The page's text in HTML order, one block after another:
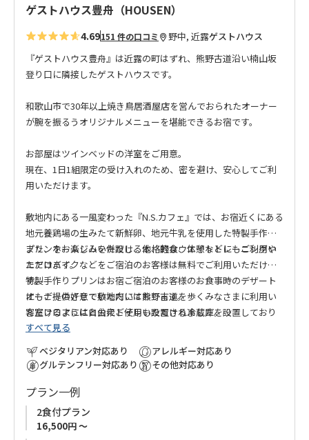
ゲストハウス豊舟（HOUSEN）
4.69151 件の口コミ 野中, 近露ゲストハウス
『ゲストハウス豊舟』は近露の町はずれ、熊野古道沿い楠山坂
登り口に隣接したゲストハウスです。
和歌山市で30年以上焼き鳥居酒屋店を営んでおられたオーナー
が腕を振るうオリジナルメニューを堪能できるお宿です。
お部屋はツインベッドの洋室をご用意。
現在、1日1組限定の受け入れのため、密を避け、安心してご利
用いただけます。
敷地内にある一風変わった『N.S.カフェ』では、お宿近くにある
地元養鶏場の生みたて新鮮卵、地元牛乳を使用した特製手作り
プリンをお楽しみいただける他、軽食、休憩などにもご利用い
ただけます。
特製手作りプリンはお宿ご宿泊のお客様のお食事時のデザート
にもご提供させていただいております。
客室フロアには自由にご使用いただける冷蔵庫を設置しており
ます。
ペットボトル飲料も無料でご用意しておりますので、どうぞご
利用ください。
また、ホームジムを併設し、本格的なウエイトトレーニングや
エアロバイクなどをご宿泊のお客様は無料でご利用いただけま
す。
オーナーの好意で敷地内には熊野古道を歩くみなさまに利用い
ただけるようにと公衆トイレも設置されました。
滝尻方面から本宮への熊野古道歩きの途中、アクセスの良い好
立地なお宿でフレンドリーなオーナー家族との時間をお楽しみ
ください。
すべて見る
ベジタリアン対応あり
グルテンフリー対応あり
アレルギー対応あり
その他対応あり
プラン一例
2食付プラン
16,500円 ～